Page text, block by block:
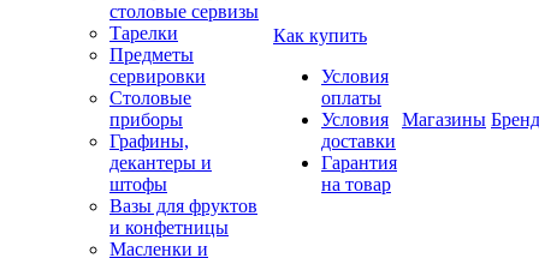
столовые сервизы
Тарелки
Предметы
сервировки
Столовые
приборы
Графины,
декантеры и
штофы
Вазы для фруктов
и конфетницы
Масленки и
Как купить
Условия
оплаты
Условия
доставки
Гарантия
на товар
Магазины